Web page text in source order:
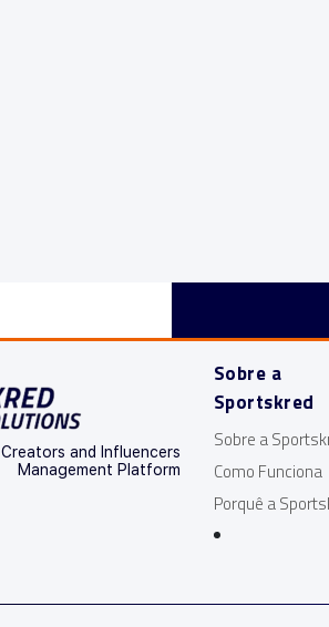
Creators and Influencers
Management Platform
Sobre a
Sportskred
Sobre a
Como Funciona
Porquê a